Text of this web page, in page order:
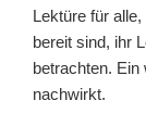
Lektüre für
bereit sind, ihr
betrachten.
nachwirkt.